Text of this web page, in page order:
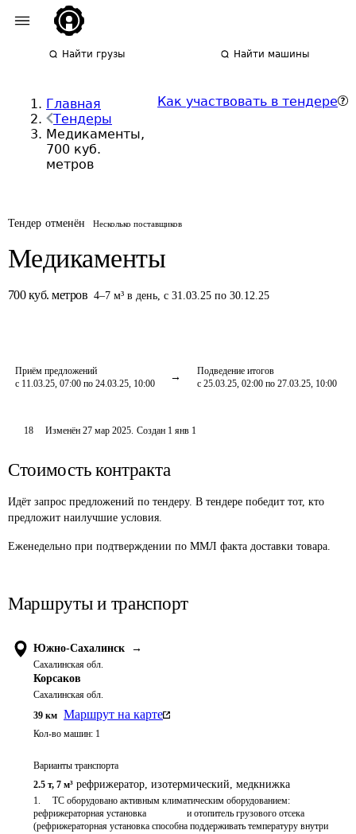
Найти грузы Найти машины
Главная
Тендеры
Медикаменты,
700 куб.
метров
Как участвовать в тендере
Тендер отменён Несколько поставщиков
Медикаменты
700 куб. метров 4–7 м³ в день,с 31.03.25 по 30.12.25
Приём предложений
с 11.03.25, 07:00 по 24.03.25, 10:00
Подведение итогов
с 25.03.25, 02:00 по 27.03.25, 10:00
18 Изменён27 мар 2025. Создан 1 янв 1
Стоимость контракта
Идёт запрос предложений по тендеру. В тендере победит тот, кто
предложит наилучшие условия.
Еженедельно при подтверждении по ММЛ факта доставки товара.
Маршруты и транспорт
Южно-Сахалинск →
Сахалинская обл.
Корсаков
Сахалинская обл.
39 км Маршрут на карте
Кол-во машин: 1
Варианты транспорта
2.5 т, 7 м³ рефрижератор, изотермический, медкнижка
1.	ТС оборудовано активным климатическим оборудованием:
рефрижераторная установка                 и отопитель грузового отсека
(рефрижераторная установка способна поддерживать температуру внутри